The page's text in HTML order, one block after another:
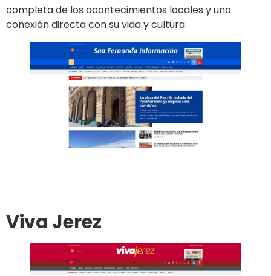
completa de los acontecimientos locales y una
conexión directa con su vida y cultura.
Viva Jerez